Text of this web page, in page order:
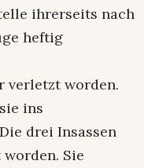
ihrerseits nach
heftig
verletzt worden.
ins
drei Insassen
Sie